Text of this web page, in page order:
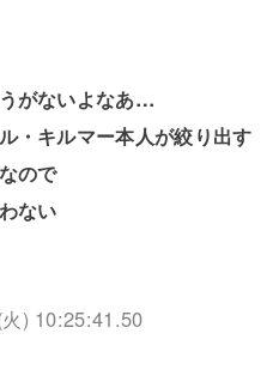
がないよなあ…
・キルマー本人が絞り出す
ので
ない
) 10:25:41.50